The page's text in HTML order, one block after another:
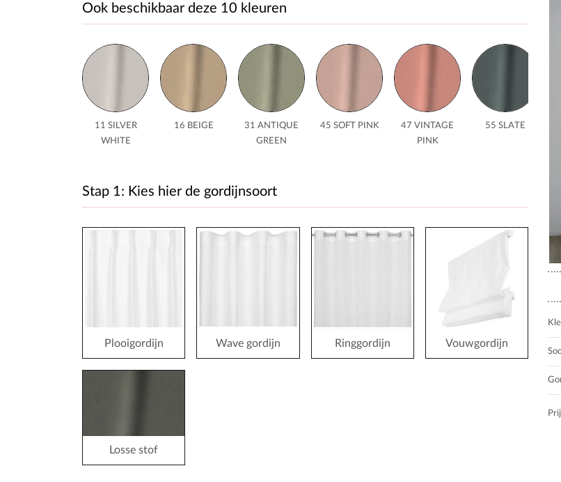
Ook beschikbaar deze 10 kleuren
11 SILVER
WHITE
16 BEIGE
31 ANTIQUE
GREEN
45 SOFT PINK
47 VINTAGE
PINK
55 SLATE
Stap 1: Kies hier de gordijnsoort
Plooigordijn Wave gordijn Ringgordijn Vouwgordijn
Losse stof